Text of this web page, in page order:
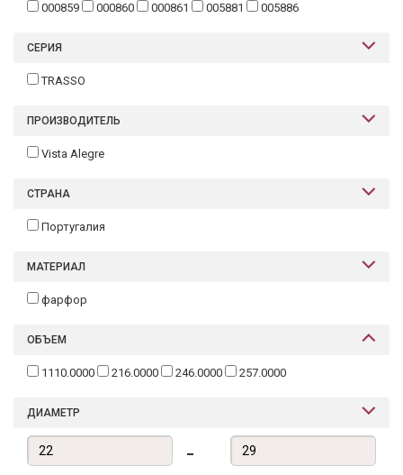
000859
000860 000861 005881 005886
СЕРИЯ
TRASSO
ПРОИЗВОДИТЕЛЬ
Vista Alegre
СТРАНА
Португалия
МАТЕРИАЛ
фарфор
ОБЪЕМ
1110.0000 216.0000 246.0000 257.0000
ДИАМЕТР
-